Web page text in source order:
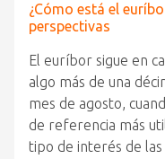
¿Cómo está el
perspectivas
El euríbor sigue en
algo más de una
mes de agosto,
de referencia más
tipo de interés de